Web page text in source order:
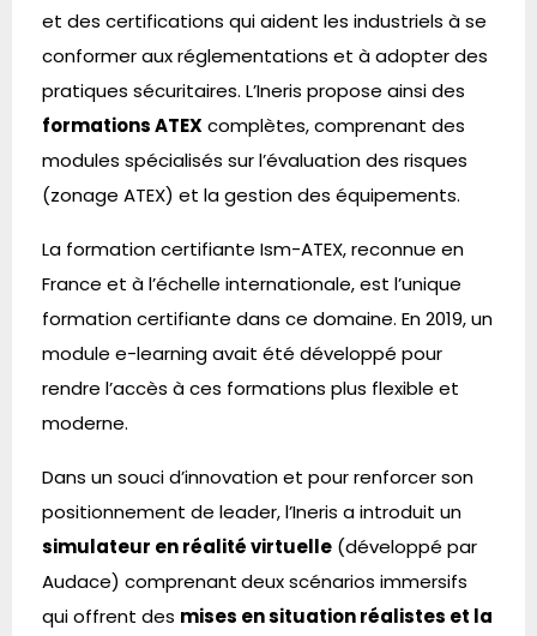
et des certifications qui aident les industriels à se
conformer aux réglementations et à adopter des
pratiques sécuritaires. L’Ineris propose ainsi des
formations ATEXcomplètes, comprenant des
modules spécialisés sur l’évaluation des risques
(zonage ATEX) et la gestion des équipements.
La formation certifiante Ism-ATEX, reconnue en
France et à l’échelle internationale, est l’unique
formation certifiante dans ce domaine. En 2019, un
module e-learning avait été développé pour
rendre l’accès à ces formations plus flexible et
moderne.
Dans un souci d’innovation et pour renforcer son
positionnement de leader, l’Ineris a introduit un
simulateur en réalité virtuelle (développé par
Audace) comprenantdeux scénarios immersifs
qui offrent des mises en situation réalistes et la